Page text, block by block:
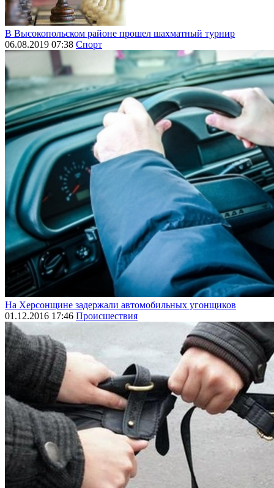
В Высокопольском районе прошел шахматный турнир
06.08.2019 07:38 Спорт
На Херсонщине задержали автомобильных угонщиков
01.12.2016 17:46 Происшествия